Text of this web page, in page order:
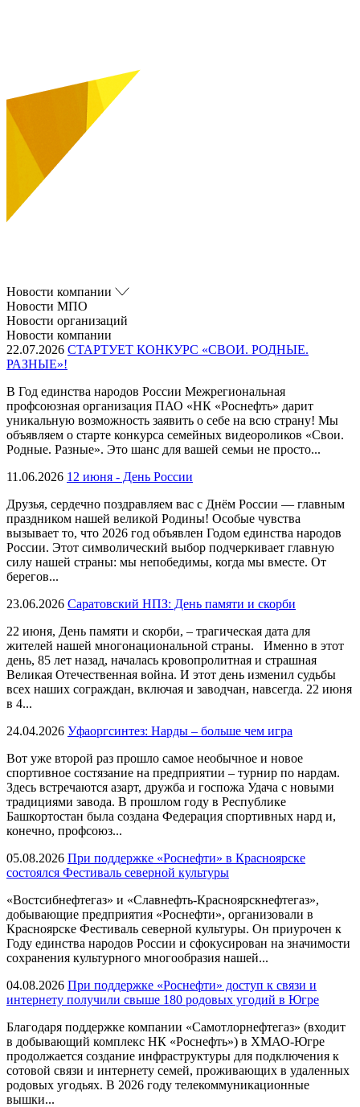
Новости компании
Новости МПО
Новости организаций
Новости компании
22.07.2026 СТАРТУЕТ КОНКУРС «СВОИ. РОДНЫЕ.
РАЗНЫЕ»!
В Год единства народов России Межрегиональная
профсоюзная организация ПАО «НК «Роснефть» дарит
уникальную возможность заявить о себе на всю страну! Мы
объявляем о старте конкурса семейных видеороликов «Свои.
Родные. Разные». Это шанс для вашей семьи не просто...
11.06.2026 12 июня - День России
Друзья, сердечно поздравляем вас с Днём России — главным
праздником нашей великой Родины! Особые чувства
вызывает то, что 2026 год объявлен Годом единства народов
России. Этот символический выбор подчеркивает главную
силу нашей страны: мы непобедимы, когда мы вместе. От
берегов...
23.06.2026 Саратовский НПЗ: День памяти и скорби
22 июня, День памяти и скорби, – трагическая дата для
жителей нашей многонациональной страны. Именно в этот
день, 85 лет назад, началась кровопролитная и страшная
Великая Отечественная война. И этот день изменил судьбы
всех наших сограждан, включая и заводчан, навсегда. 22 июня
в 4...
24.04.2026 Уфаоргсинтез: Нарды – больше чем игра
Вот уже второй раз прошло самое необычное и новое
спортивное состязание на предприятии – турнир по нардам.
Здесь встречаются азарт, дружба и госпожа Удача с новыми
традициями завода. В прошлом году в Республике
Башкортостан была создана Федерация спортивных нард и,
конечно, профсоюз...
05.08.2026 При поддержке «Роснефти» в Красноярске
состоялся Фестиваль северной культуры
«Востсибнефтегаз» и «Славнефть-Красноярскнефтегаз»,
добывающие предприятия «Роснефти», организовали в
Красноярске Фестиваль северной культуры. Он приурочен к
Году единства народов России и сфокусирован на значимости
сохранения культурного многообразия нашей...
04.08.2026 При поддержке «Роснефти» доступ к связи и
интернету получили свыше 180 родовых угодий в Югре
Благодаря поддержке компании «Самотлорнефтегаз» (входит
в добывающий комплекс НК «Роснефть») в ХМАО-Югре
продолжается создание инфраструктуры для подключения к
сотовой связи и интернету семей, проживающих в удаленных
родовых угодьях. В 2026 году телекоммуникационные
вышки...